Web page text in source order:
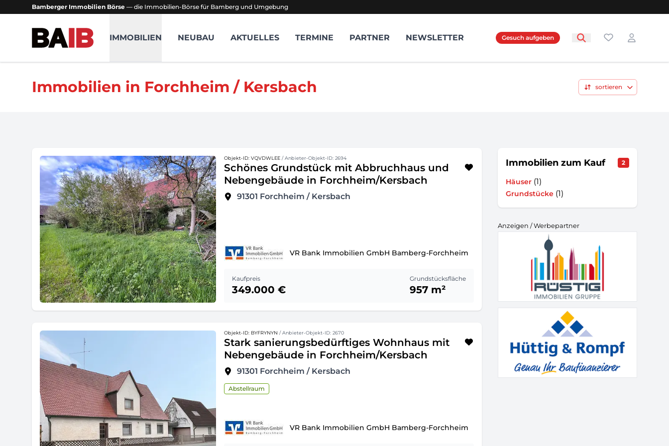
Bamberger Immobilien Börse — die Immobilien-Börse für Bamberg und Umgebung
Bamberger Immobilien Börse
IMMOBILIEN NEUBAU AKTUELLES TERMINE PARTNER NEWSLETTER Gesuch aufgeben Favoriten
Login
Immobilien in Forchheim / Kersbach sortieren
Objekt-ID: VQVDWLEE / Anbieter-Objekt-ID: 2694
Schönes Grundstück mit Abbruchhaus und
Nebengebäude in Forchheim/Kersbach
91301 Forchheim / Kersbach
VR Bank Immobilien GmbH Bamberg-Forchheim
Kaufpreis
349.000 €
Grundstücksfläche
957 m²
Objekt-ID: BYFRYNYN / Anbieter-Objekt-ID: 2670
Stark sanierungsbedürftiges Wohnhaus mit
Nebengebäude in Forchheim/Kersbach
91301 Forchheim / Kersbach
Abstellraum
VR Bank Immobilien GmbH Bamberg-Forchheim
Immobilien zum Kauf 2
Häuser (1)
Grundstücke (1)
Anzeigen / Werbepartner